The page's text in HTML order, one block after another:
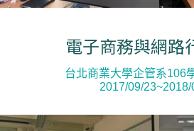
電子商務與網路
台北商業大學企管系106
2017/09/23~2018/